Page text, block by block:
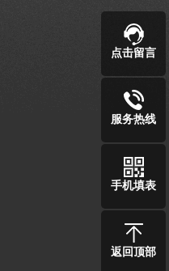
点击留言
服务热线
手机填表
返回顶部